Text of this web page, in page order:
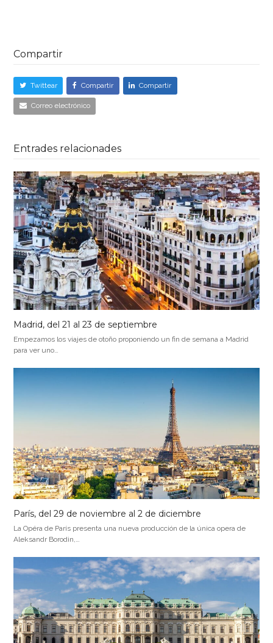
Compartir
Twittear Compartir Compartir
Correo electrónico
Entrades relacionades
Madrid, del 21 al 23 de septiembre
Empezamos los viajes de otoño proponiendo un fin de semana a Madrid
para ver uno…
París, del 29 de noviembre al 2 de diciembre
La Opéra de París presenta una nueva producción de la única opera de
Aleksandr Borodin,…